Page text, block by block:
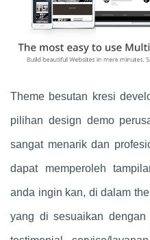
Theme besutan kresi
pilihan design demo
sangat menarik dan
dapat memperoleh
anda ingin kan, di dalam
yang di sesuaikan dengan